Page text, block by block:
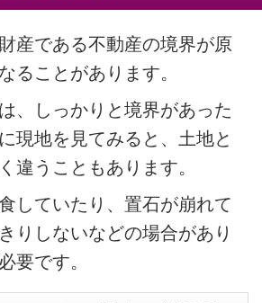
産である不動産の境界が原
ることがあります。
、しっかりと境界があった
現地を見てみると、土地と
違うこともあります。
していたり、置石が崩れて
りしないなどの場合があり
要です。